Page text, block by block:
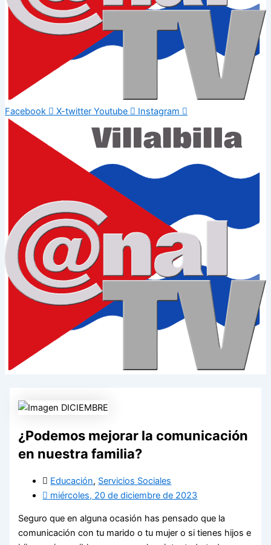
Facebook X-twitter Youtube Instagram
¿Podemos mejorar la comunicación
en nuestra familia?
Educación, Servicios Sociales
miércoles, 20 de diciembre de 2023
Seguro que en alguna ocasión has pensado que la
comunicación con tu marido o tu mujer o si tienes hijos e